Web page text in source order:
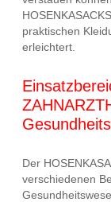
praktischen
erleichtert.
Der
verschiedenen